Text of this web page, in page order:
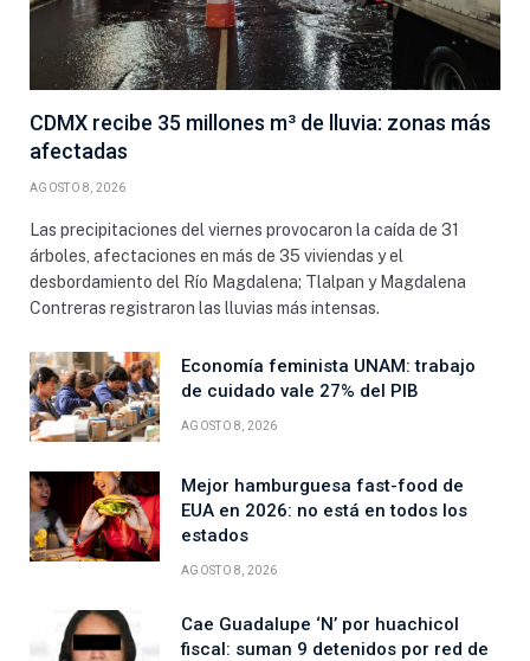
CDMX recibe 35 millones m³ de lluvia: zonas más
afectadas
AGOSTO 8, 2026
Las precipitaciones del viernes provocaron la caída de 31
árboles, afectaciones en más de 35 viviendas y el
desbordamiento del Río Magdalena; Tlalpan y Magdalena
Contreras registraron las lluvias más intensas.
Economía feminista UNAM: trabajo
de cuidado vale 27% del PIB
AGOSTO 8, 2026
Mejor hamburguesa fast-food de
EUA en 2026: no está en todos los
estados
AGOSTO 8, 2026
Cae Guadalupe ‘N’ por huachicol
fiscal: suman 9 detenidos por red de